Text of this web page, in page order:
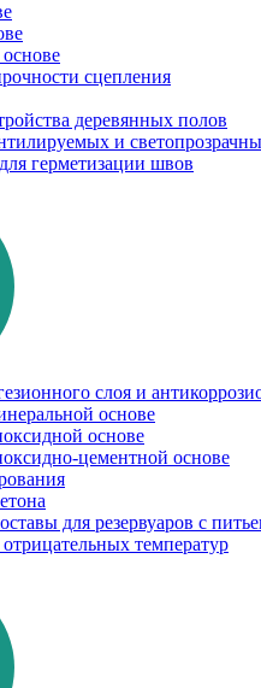
сцепления
деревянных полов
и
герметизации швов
слоя и
основе
основе
цементной основе
для резервуаров с
температур